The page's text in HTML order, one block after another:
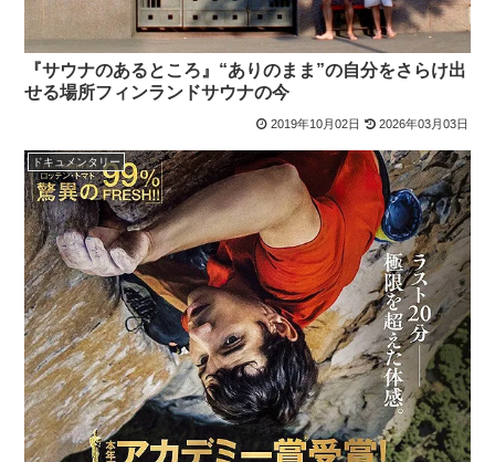
『サウナのあるところ』“ありのまま”の自分をさらけ出
せる場所フィンランドサウナの今
2019年10月02日 2026年03月03日
ドキュメンタリー